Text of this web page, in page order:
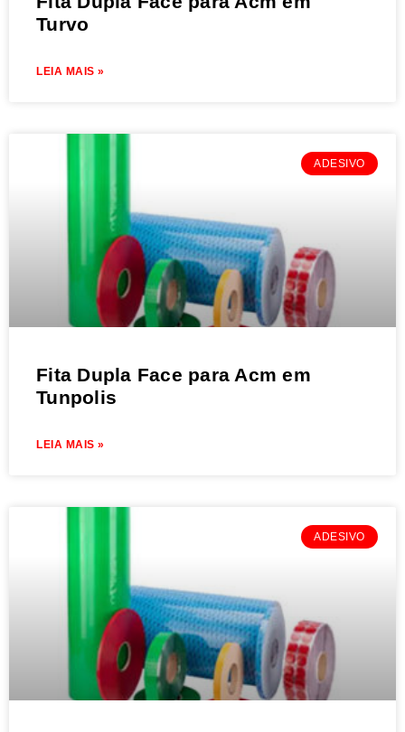
Turvo
LEIA MAIS »
ADESIVO
Fita Dupla Face para Acm em
Tunpolis
LEIA MAIS »
ADESIVO